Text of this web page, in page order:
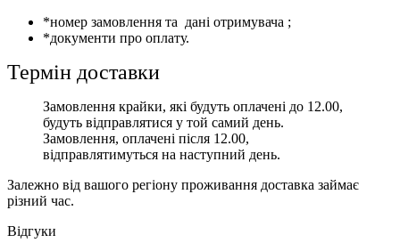
*номер замовлення та дані отримувача ;
*документи про оплату.
Термін доставки
Замовлення крайки, які будуть оплачені до 12.00,
будуть відправлятися у той самий день.
Замовлення, оплачені після 12.00,
відправлятимуться на наступний день.
Залежно від вашого регіону проживання доставка займає
різний час.
Відгуки